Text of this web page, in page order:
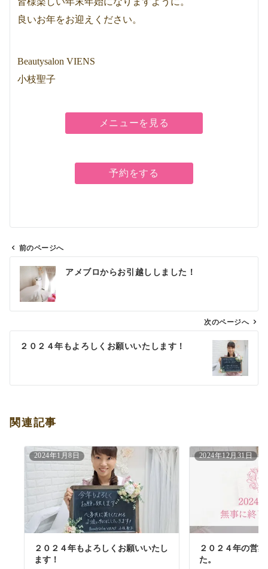
良いお年をお迎えください。
Beautysalon VIENS
小枝聖子
メニューを見る
予約をする
ン
前のページへ
アメブロからお引越ししました！
次のページへ
２０２４年もよろしくお願いいたします！
関連記事
2024年1月8日
２０２４年もよろしくお願いいたし
ます！
2024年12月31日
２０２４年の営
た。